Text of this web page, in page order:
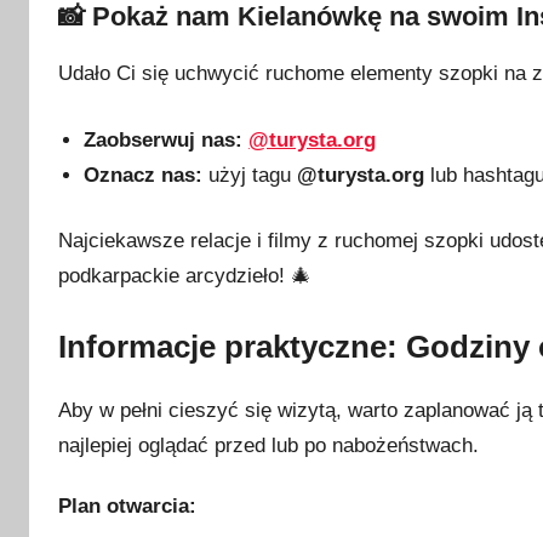
📸 Pokaż nam Kielanówkę na swoim
Udało Ci się uchwycić ruchome elementy szopki
Zaobserwuj nas: @turysta.org
Oznacz nas: użyj tagu @turysta.org lub
Najciekawsze relacje i filmy z ruchomej szopki
podkarpackie arcydzieło! 🎄
Informacje praktyczne: Godziny
Aby w pełni cieszyć się wizytą, warto zaplanować
najlepiej oglądać przed lub po nabożeństwach.
Plan otwarcia: